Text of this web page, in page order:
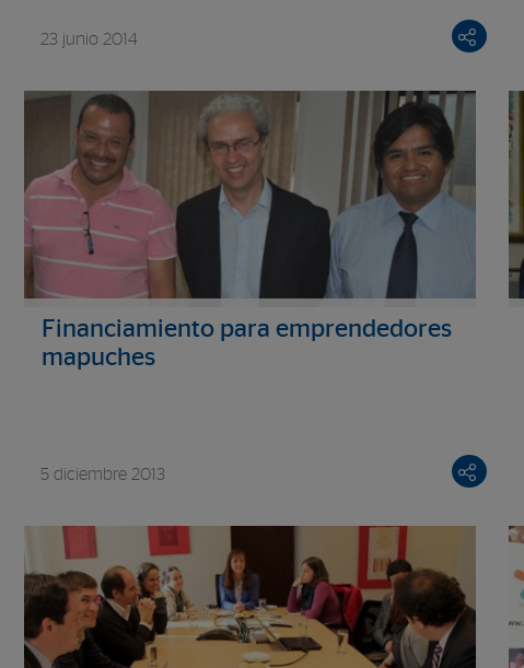
23 junio 2014
Financiamiento para emprendedores
mapuches
5 diciembre 2013